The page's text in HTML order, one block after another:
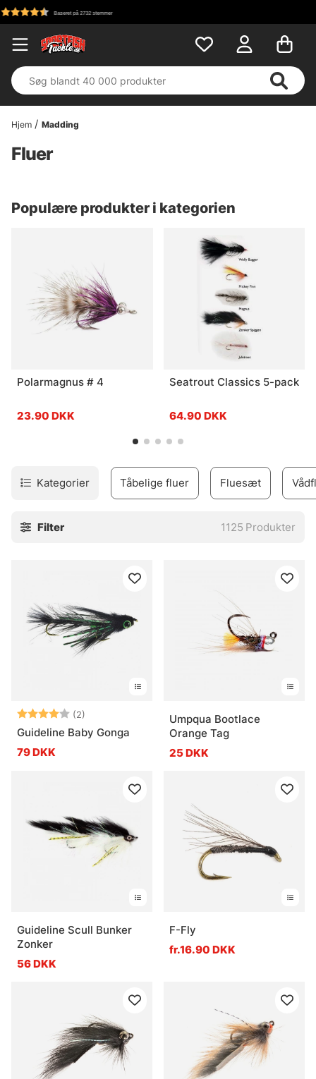
Hjem Madding
Fluer
Populære produkter i kategorien
Polarmagnus # 4
23.90 DKK
Seatrout Classics 5-pack
64.90 DKK
Kategorier Tåbelige fluer Fluesæt
Filter 1125 Produkter
Vurdering: (2)
4.0 ud af 5 stjerner
Guideline Baby Gonga
79 DKK
Umpqua Bootlace
Orange Tag
25 DKK
Guideline Scull Bunker
Zonker
56 DKK
F-Fly
fr.16.90 DKK